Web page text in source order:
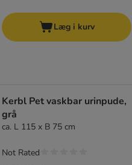
Læg i kurv
Kerbl Pet vaskbar urinpude,
grå
ca. L 115 x B 75 cm
Not Rated